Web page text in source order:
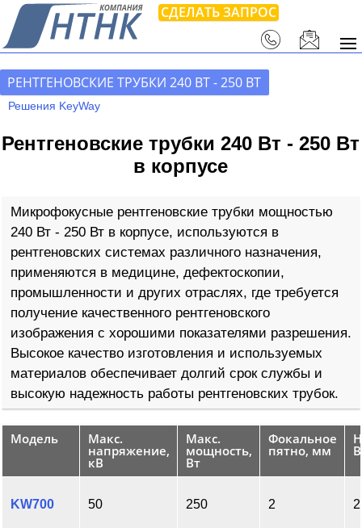
СДЕЛАТЬ ЗАПРОС
РЕНТГЕНОВСКИЕ ТРУБКИ 240 ВТ - 250 ВТ
Решения KeyWay
Рентгеновские трубки 240 Вт - 250 Вт
в корпусе
Микрофокусные рентгеновские трубки мощностью
240 Вт - 250 Вт в корпусе, используются в
рентгеновских системах различного назначения,
применяются в медицине, дефектоскопии,
промышленности и других отраслях, где требуется
получение качественного рентгеновского
изображения с хорошими показателями разрешения.
Высокое качество изготовления и используемых
материалов обеспечивает долгий срок службы и
высокую надежность работы рентгеновских трубок.
Модель Макс.
напряжение,
кВ
Макс.
мощность,
Вт
Фокальное
пятно, мм В
KW700 50 250 2